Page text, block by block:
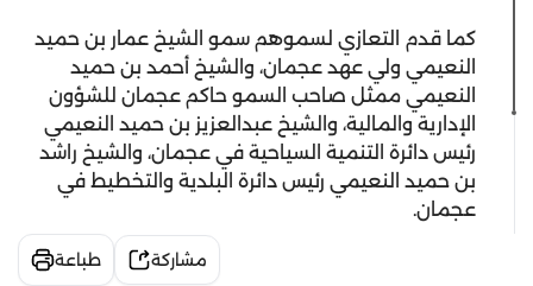
كما قدم التعازي لسموهم سمو الشيخ عمار بن حميد
النعيمي ولي عهد عجمان، والشيخ أحمد بن حميد
النعيمي ممثل صاحب السمو حاكم عجمان للشؤون
الإدارية والمالية، والشيخ عبدالعزيز بن حميد النعيمي
رئيس دائرة التنمية السياحية في عجمان، والشيخ راشد
بن حميد النعيمي رئيس دائرة البلدية والتخطيط في
عجمان.
مشاركة طباعة